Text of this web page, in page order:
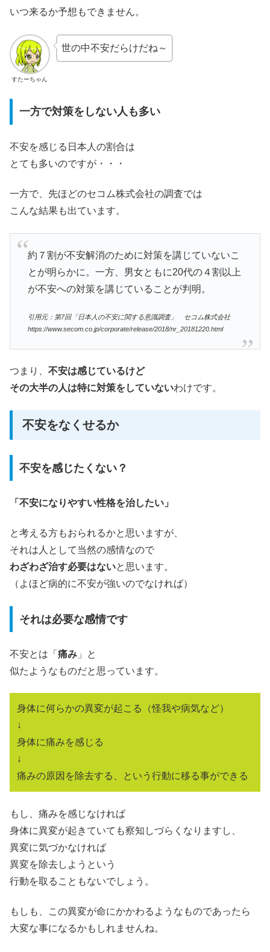
いつ来るか予想もできません。
すたーちゃん
世の中不安だらけだね～
一方で対策をしない人も多い
不安を感じる日本人の割合は
とても多いのですが・・・
一方で、先ほどのセコム株式会社の調査では
こんな結果も出ています。
約７割が不安解消のために対策を講じていないこ
とが明らかに。一方、男女ともに20代の４割以上
が不安への対策を講じていることが判明。
引用元：第7回「日本人の不安に関する意識調査」 セコム株式会社
https://www.secom.co.jp/corporate/release/2018/nr_20181220.html
つまり、 不安は感じているけど
その大半の人は特に対策をしていないわけです。
不安をなくせるか
不安を感じたくない？
「不安になりやすい性格を治したい」
と考える方もおられるかと思いますが、
それは人として当然の感情なので
わざわざ治す必要はないと思います。
（よほど病的に不安が強いのでなければ）
それは必要な感情です
不安とは「 痛み 」と
似たようなものだと思っています。
身体に何らかの異変が起こる（怪我や病気など）
↓
身体に痛みを感じる
↓
痛みの原因を除去する、という行動に移る事ができる
もし、痛みを感じなければ
身体に異変が起きていても察知しづらくなりますし、
異変に気づかなければ
異変を除去しようという
行動を取ることもないでしょう。
もしも、この異変が命にかかわるようなものであったら
大変な事になるかもしれませんね。